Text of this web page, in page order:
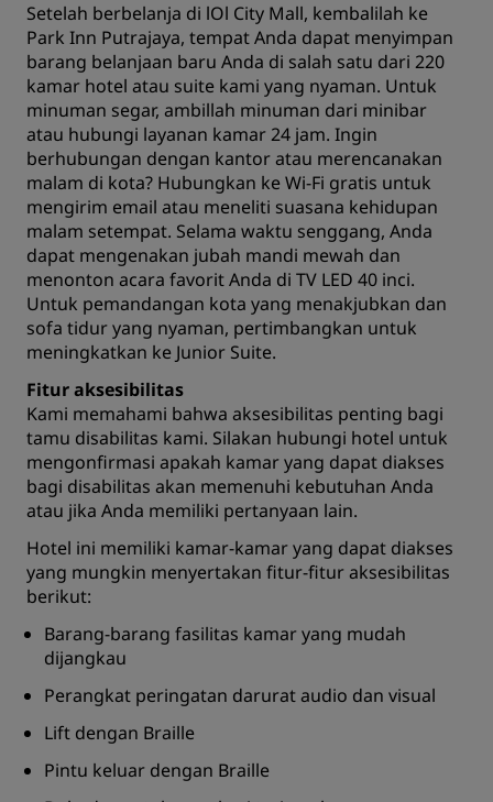
Setelah berbelanja di lOl City Mall, kembalilah ke
Park Inn Putrajaya, tempat Anda dapat menyimpan
barang belanjaan baru Anda di salah satu dari 220
kamar hotel atau suite kami yang nyaman. Untuk
minuman segar, ambillah minuman dari minibar
atau hubungi layanan kamar 24 jam. Ingin
berhubungan dengan kantor atau merencanakan
malam di kota? Hubungkan ke Wi-Fi gratis untuk
mengirim email atau meneliti suasana kehidupan
malam setempat. Selama waktu senggang, Anda
dapat mengenakan jubah mandi mewah dan
menonton acara favorit Anda di TV LED 40 inci.
Untuk pemandangan kota yang menakjubkan dan
sofa tidur yang nyaman, pertimbangkan untuk
meningkatkan ke Junior Suite.
Fitur aksesibilitas
Kami memahami bahwa aksesibilitas penting bagi
tamu disabilitas kami. Silakan hubungi hotel untuk
mengonfirmasi apakah kamar yang dapat diakses
bagi disabilitas akan memenuhi kebutuhan Anda
atau jika Anda memiliki pertanyaan lain.
Hotel ini memiliki kamar-kamar yang dapat diakses
yang mungkin menyertakan fitur-fitur aksesibilitas
berikut:
Barang-barang fasilitas kamar yang mudah
dijangkau
Perangkat peringatan darurat audio dan visual
Lift dengan Braille
Pintu keluar dengan Braille